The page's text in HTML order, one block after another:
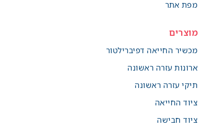
מפת אתר
מוצרים
מכשיר החייאה דפיברילטור
ארונות עזרה ראשונה
תיקי עזרה ראשונה
ציוד החייאה
ציוד חבישה